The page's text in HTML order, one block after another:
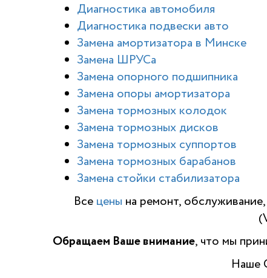
Диагностика автомобиля
Диагностика подвески авто
Замена амортизатора в Минске
Замена ШРУСа
Замена опорного подшипника
Замена опоры амортизатора
Замена тормозных колодок
Замена тормозных дисков
Замена тормозных суппортов
Замена тормозных барабанов
Замена стойки стабилизатора
Все цены на ремонт,
Обращаем Ваше внимание, что мы
Наше